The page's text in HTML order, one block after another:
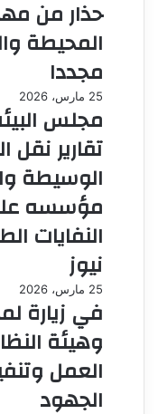
حذار من
المحيطة
مجددا
25 مارس، 2026
مجلس
تقارير نقل
مؤسسه
النفايات
نيوز
25 مارس، 2026
في زيارة
وهيئة
العمل
الجهود